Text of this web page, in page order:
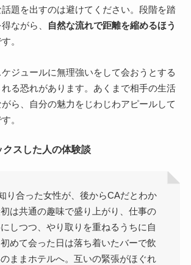
題を出すのは避けてください。段階を踏
ながら、
自然な流れで距離を縮めるほう
。
ジュールに無理強いをして会おうとする
る恐れがあります。あくまで相手の生活
ら、自分の魅力をじわじわアピールして
。
スした人の体験談
り合った女性が、後からCAだとわか
は共通の趣味で盛り上がり、仕事の
しつつ、やり取りを重ねるうちに自
めて会った日は落ち着いたバーで飲
ままホテルへ。互いの緊張がほぐれ